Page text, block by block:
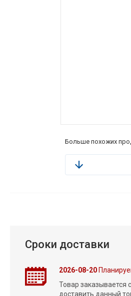
Больше похожих
Сроки доставки
2026-08-20
Товар заказывается
доставить данный